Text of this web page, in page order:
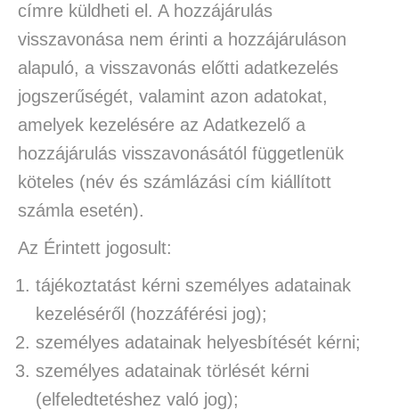
címre küldheti el. A hozzájárulás
visszavonása nem érinti a hozzájáruláson
alapuló, a visszavonás előtti adatkezelés
jogszerűségét, valamint azon adatokat,
amelyek kezelésére az Adatkezelő a
hozzájárulás visszavonásától függetlenük
köteles (név és számlázási cím kiállított
számla esetén).
Az Érintett jogosult:
tájékoztatást kérni személyes adatainak
kezeléséről (hozzáférési jog);
személyes adatainak helyesbítését kérni;
személyes adatainak törlését kérni
(elfeledtetéshez való jog);